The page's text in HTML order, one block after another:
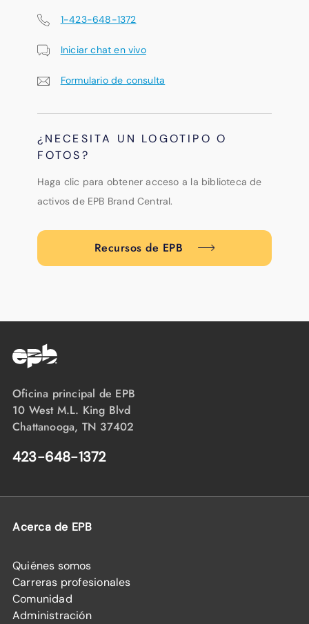
1-423-648-1372
Iniciar chat en vivo
Formulario de consulta
¿NECESITA UN LOGOTIPO O
FOTOS?
Haga clic para obtener acceso a la biblioteca de
activos de EPB Brand Central.
Recursos de EPB
Oficina principal de EPB
10 West M.L. King Blvd
Chattanooga, TN 37402
423-648-1372
Acerca de EPB
Quiénes somos
Carreras profesionales
Comunidad
Administración